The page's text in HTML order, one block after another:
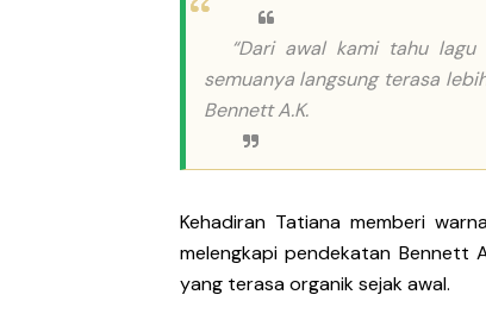
“Dari awal kami tahu
semuanya langsung terasa
Bennett A.K.
Kehadiran Tatiana memberi
melengkapi pendekatan Bennett
yang terasa organik sejak awal.